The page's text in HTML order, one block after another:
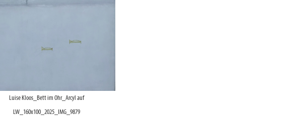
Luise Kloos_Bett im Ohr_Arcyl auf
LW_160x100_2025_IMG_9879